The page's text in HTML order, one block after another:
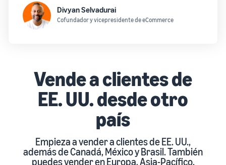
Divyan Selvadurai
Cofundador y vicepresidente de eCommerce
Vende a clientes de
EE. UU. desde otro
país
Empieza a vender a clientes de EE. UU.,
además de Canadá, México y Brasil. También
puedes vender en Europa, Asia-Pacífico,